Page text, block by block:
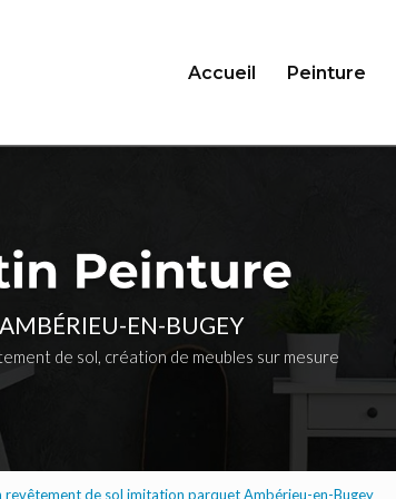
Accueil Peinture
EN-BUGEY
de sol, création de meubles sur mesure
revêtement de sol imitation parquet Ambérieu-en-Bugey